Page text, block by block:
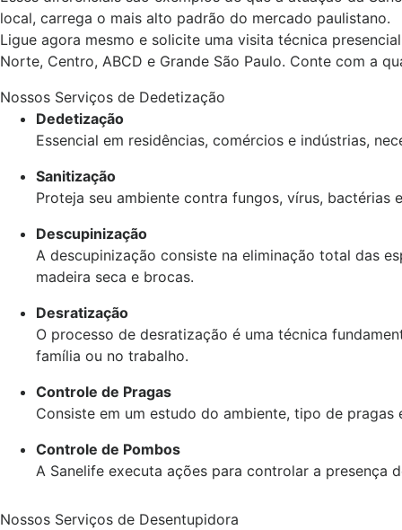
local, carrega o mais alto padrão do mercado paulistano.
Ligue agora mesmo e solicite uma visita técnica
Norte, Centro, ABCD e Grande São Paulo. Conte com a
Nossos Serviços de Dedetização
Dedetização
Essencial em residências, comércios e indústrias,
Sanitização
Proteja seu ambiente contra fungos, vírus, bactérias
Descupinização
A descupinização consiste na eliminação total das
madeira seca e brocas.
Desratização
O processo de desratização é uma técnica
família ou no trabalho.
Controle de Pragas
Consiste em um estudo do ambiente, tipo de pragas
Controle de Pombos
A Sanelife executa ações para controlar a presença
Nossos Serviços de Desentupidora